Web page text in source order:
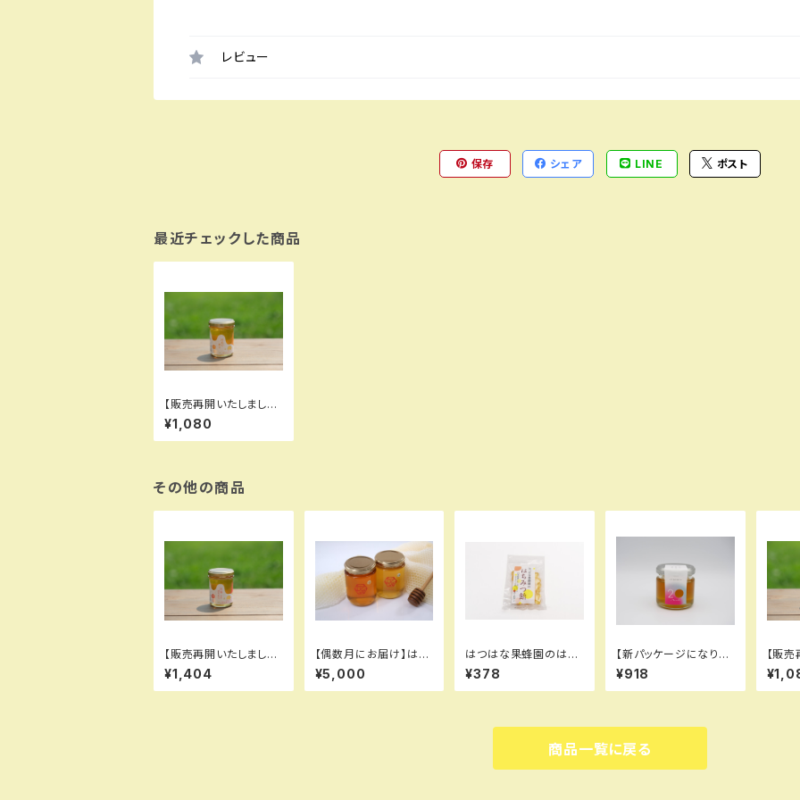
レビュー
保存 シェア LINE ポスト
最近チェックした商品
【販売再開いたしまし
た！】沖美の輝き 120g
¥1,080
その他の商品
【販売再開いたしまし
た！】宮島はちみつ (初
夏) 120g
¥1,404
【偶数月にお届け】はつ
はな果蜂園の蜂蜜お届
け便
¥5,000
はつはな果蜂園のはち
みつ飴
¥378
【新パッケージになりま
した】はつかマルシェ -
廿日市の恵みたっぷり
の百花はちみつ
¥918
【販
た！
商品一覧に戻る